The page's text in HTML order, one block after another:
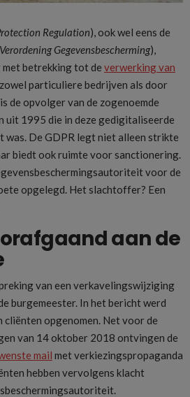
Regulation), ook wel eens de
Gegevensbescherming),
betrekking tot de verwerking van
particuliere bedrijven als door
de opvolger van de zogenoemde
uit 1995 die in deze gedigitaliseerde
De GDPR legt niet alleen strikte
biedt ook ruimte voor sanctionering.
voor de
opgelegd. Het slachtoffer? Een
aan de
van een verkavelingswijziging
burgemeester. In het bericht werd
cliënten opgenomen. Net voor de
van 14 oktober 2018 ontvingen de
mail met verkiezingspropaganda
hebben vervolgens klacht